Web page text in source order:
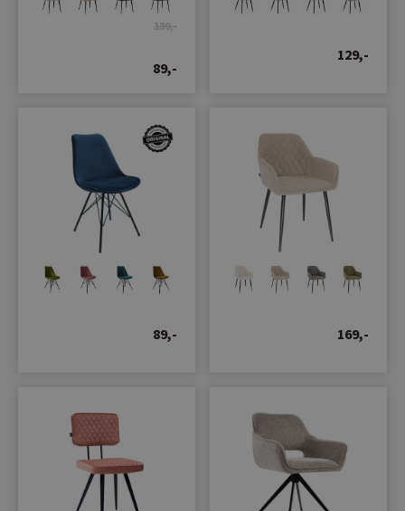
139,-
89,-
129,-
89,- 169,-